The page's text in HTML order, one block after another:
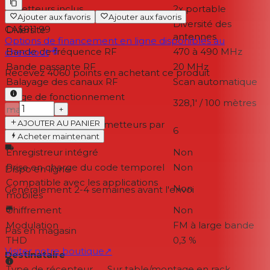
Émetteurs inclus
2x portable
Diversité
Diversité des
antennes
Bande de fréquence RF
470 à 490 MHz
Bande passante RF
20 MHz
Balayage des canaux RF
Scan automatique
Plage de fonctionnement
maximale
328,1' / 100 mètres
Nombre maximal d'émetteurs par
bande
6
Enregistreur intégré
Non
Prise en charge du code temporel
Non
Compatible avec les applications
mobiles
Non
Chiffrement
Non
Modulation
FM à large bande
THD
0,3 %
Destinataire
Ajouter aux favoris Ajouter aux favoris
CA$811.99
Options de financement en ligne disponibles au
checkout
Recevez 4060 points en achetant ce produit
−
+
AJOUTER AU PANIER
Acheter maintenant
Dispo en ligne
Généralement 2-4 semaines avant l'envoi
Pas en magasin
Visiter notre boutique↗